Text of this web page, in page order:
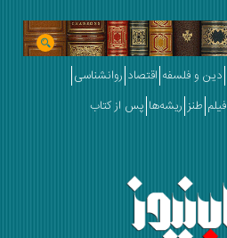
دین و فلسفه اقتصاد روانشناسی
فیلم طنز ریشه‌ها پس از کتاب